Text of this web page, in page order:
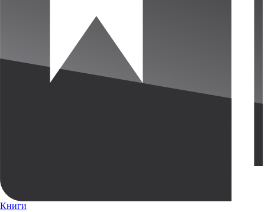
Книги